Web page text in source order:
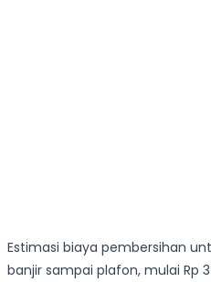
Estimasi biaya pembersihan
banjir sampai plafon, mulai Rp